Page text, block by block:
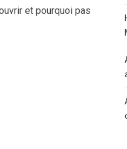
et pourquoi pas